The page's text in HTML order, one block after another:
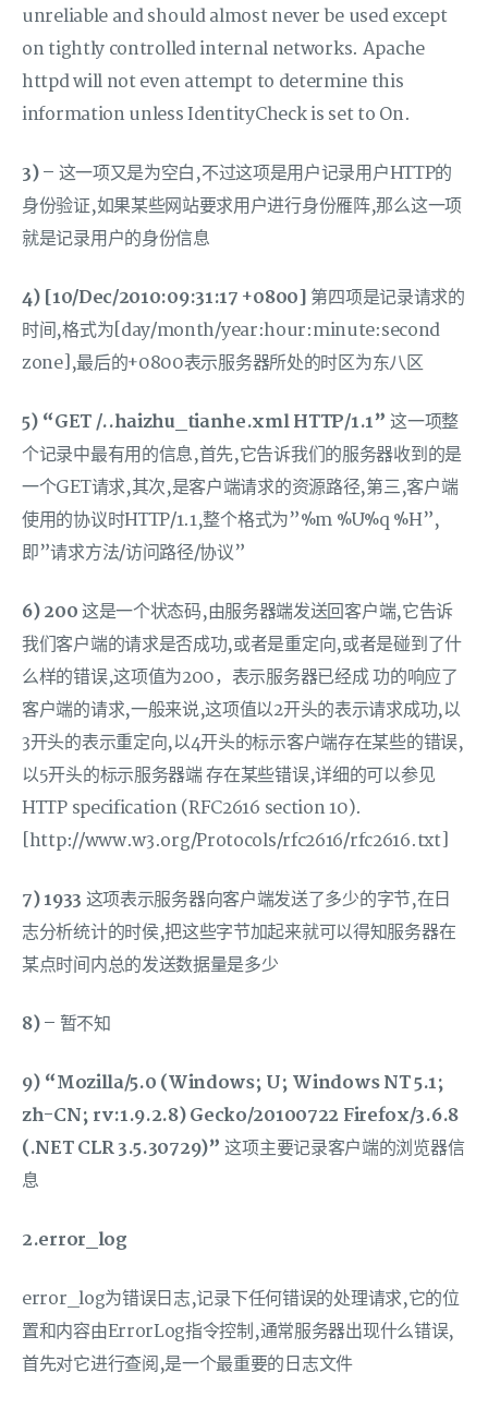
unreliable and should almost never be used except
on tightly controlled internal networks. Apache
httpd will not even attempt to determine this
information unless IdentityCheck is set to On.
3) – 这一项又是为空白,不过这项是用户记录用户HTTP的
身份验证,如果某些网站要求用户进行身份雁阵,那么这一项
就是记录用户的身份信息
4) [10/Dec/2010:09:31:17 +0800]
第四项是记录请求的
时间,格式为[day/month/year:hour:minute:second
zone],最后的+0800表示服务器所处的时区为东八区
5) “GET /..haizhu_tianhe.xml HTTP/1.1” 这一项整
个记录中最有用的信息,首先,它告诉我们的服务器收到的是
一个GET请求,其次,是客户端请求的资源路径,第三,客户端
使用的协议时HTTP/1.1,整个格式为”%m %U%q %H”,
即”请求方法/访问路径/协议”
6) 200 这是一个状态码,由服务器端发送回客户端,它告诉
我们客户端的请求是否成功,或者是重定向,或者是碰到了什
么样的错误,这项值为200，表示服务器已经成 功的响应了
客户端的请求,一般来说,这项值以2开头的表示请求成功,以
3开头的表示重定向,以4开头的标示客户端存在某些的错误,
以5开头的标示服务器端 存在某些错误,详细的可以参见
HTTP specification (RFC2616 section 10).
[http://www.w3.org/Protocols/rfc2616/rfc2616.txt]
7) 1933 这项表示服务器向客户端发送了多少的字节,在日
志分析统计的时侯,把这些字节加起来就可以得知服务器在
某点时间内总的发送数据量是多少
8) – 暂不知
9) “Mozilla/5.0 (Windows; U; Windows NT 5.1;
zh-CN; rv:1.9.2.8) Gecko/20100722 Firefox/3.6.8
(.NET CLR 3.5.30729)” 这项主要记录客户端的浏览器信
息
2.error_log
error_log为错误日志,记录下任何错误的处理请求,它的位
置和内容由ErrorLog指令控制,通常服务器出现什么错误,
首先对它进行查阅,是一个最重要的日志文件